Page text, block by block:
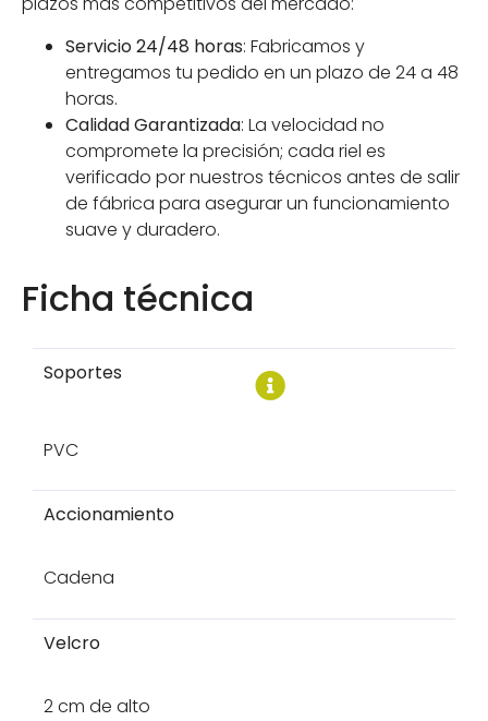
Servicio 24/48 horas: Fabricamos y
entregamos tu pedido en un plazo de 24 a 48
horas.
Calidad Garantizada: La velocidad no
compromete la precisión; cada riel es
verificado por nuestros técnicos antes de salir
de fábrica para asegurar un funcionamiento
suave y duradero.
Ficha técnica
Soportes
PVC
Accionamiento
Cadena
Velcro
2 cm de alto